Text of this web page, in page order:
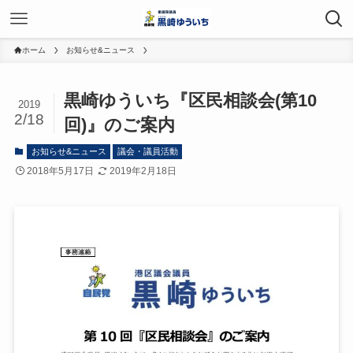
ホーム お知らせ&ニュース
黒崎ゆういち『区民相談会(第10
回)』のご案内
2019
2/18
お知らせ&ニュース 議会・議員活動
2018年5月17日 2019年2月18日